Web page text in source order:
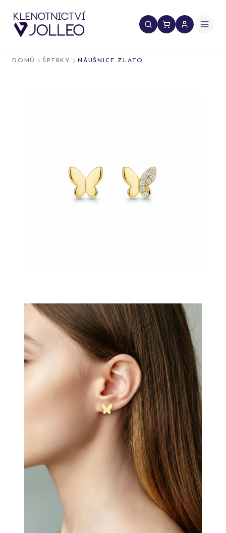
DOMŮ ŠPERKY NÁUŠNICE ZLATO